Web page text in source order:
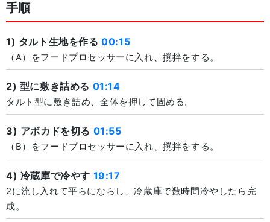
手順
1) タルト生地を作る00:15
（A）をフードプロセッサーに入れ、撹拌をする。
2) 型に敷き詰める 01:14
タルト型に敷き詰め、全体を押して固める。
3) アボカドを切る 01:55
（B）をフードプロセッサーに入れ、撹拌をする。
4) 冷蔵庫で冷やす 19:17
2に流し入れて平らにならし、冷蔵庫で数時間冷やしたら完
成。